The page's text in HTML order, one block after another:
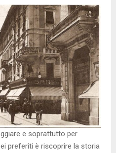
e soprattutto per
preferiti è riscoprire la storia